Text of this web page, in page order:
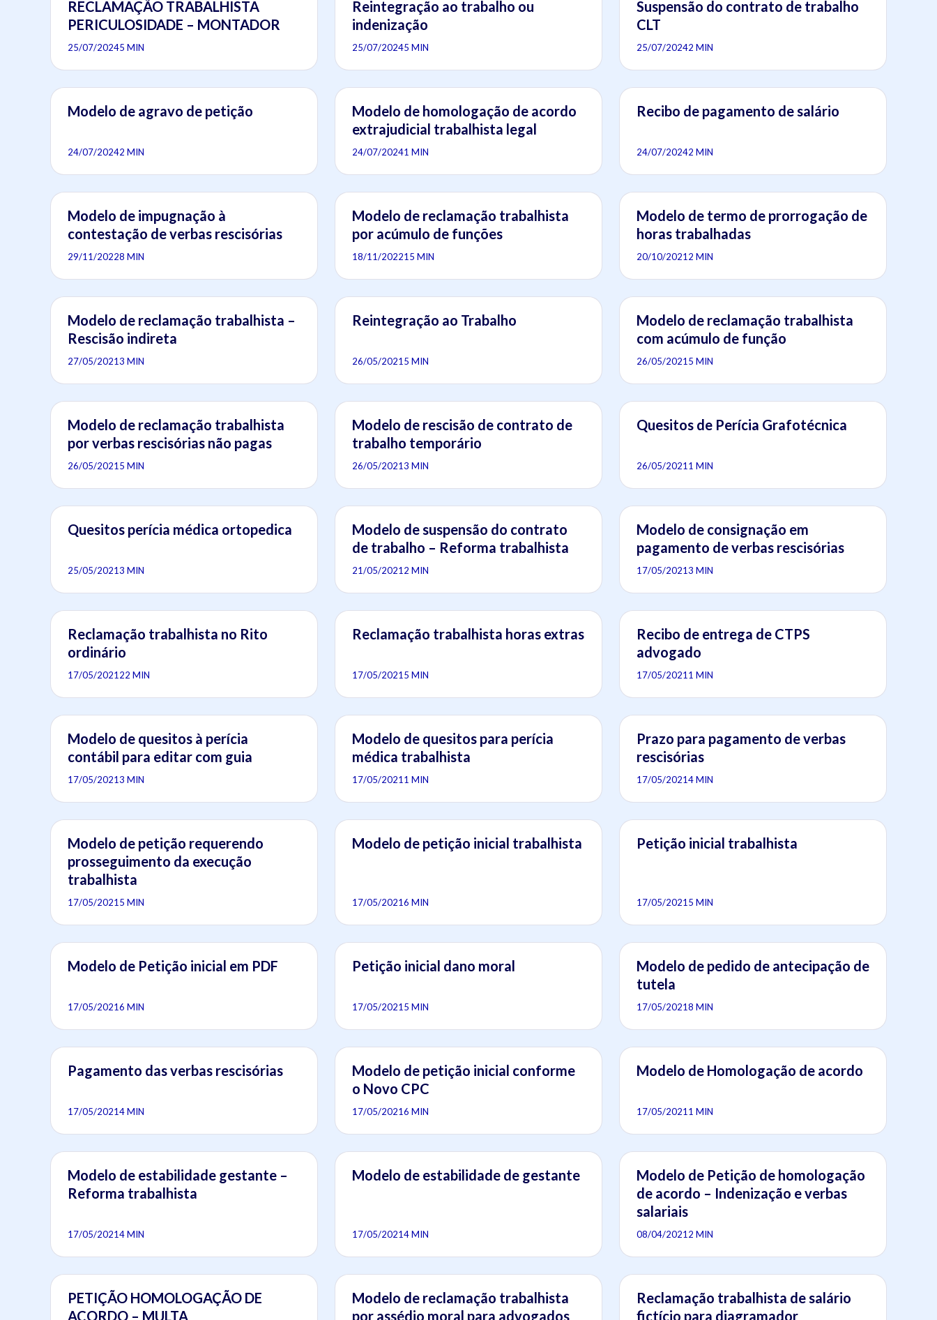
RECLAMAÇÃO TRABALHISTA
PERICULOSIDADE – MONTADOR
25/07/20245 MIN
Reintegração ao trabalho ou
indenização
25/07/20245 MIN
Suspensão do contrato de trabalho
CLT
25/07/20242 MIN
Modelo de agravo de petição
24/07/20242 MIN
Modelo de homologação de acordo
extrajudicial trabalhista legal
24/07/20241 MIN
Recibo de pagamento de salário
24/07/20242 MIN
Modelo de impugnação à
contestação de verbas rescisórias
29/11/20228 MIN
Modelo de reclamação trabalhista
por acúmulo de funções
18/11/202215 MIN
Modelo de termo de prorrogação de
horas trabalhadas
20/10/2021 2 MIN
Modelo de reclamação trabalhista –
Rescisão indireta
27/05/20213 MIN
Reintegração ao Trabalho
26/05/2021 5 MIN
Modelo de reclamação trabalhista
com acúmulo de função
26/05/2021 5 MIN
Modelo de reclamação trabalhista
por verbas rescisórias não pagas
26/05/2021 5 MIN
Modelo de rescisão de contrato de
trabalho temporário
26/05/20213 MIN
Quesitos de Perícia Grafotécnica
26/05/2021 1 MIN
Quesitos perícia médica ortopedica
25/05/20213 MIN
Modelo de suspensão do contrato
de trabalho – Reforma trabalhista
21/05/2021 2 MIN
Modelo de consignação em
pagamento de verbas rescisórias
17/05/20213 MIN
Reclamação trabalhista no Rito
ordinário
17/05/2021 22 MIN
Reclamação trabalhista horas extras
17/05/2021 5 MIN
Recibo de entrega de CTPS
advogado
17/05/2021 1 MIN
Modelo de quesitos à perícia
contábil para editar com guia
17/05/20213 MIN
Modelo de quesitos para perícia
médica trabalhista
17/05/2021 1 MIN
Prazo para pagamento de verbas
rescisórias
17/05/20214 MIN
Modelo de petição requerendo
prosseguimento da execução
trabalhista
17/05/2021 5 MIN
Modelo de petição inicial trabalhista
17/05/20216 MIN
Petição inicial trabalhista
17/05/2021 5 MIN
Modelo de Petição inicial em PDF
17/05/20216 MIN
Petição inicial dano moral
17/05/2021 5 MIN
Modelo de pedido de antecipação de
tutela
17/05/20218 MIN
Pagamento das verbas rescisórias
17/05/20214 MIN
Modelo de petição inicial conforme
o Novo CPC
17/05/20216 MIN
Modelo de Homologação de acordo
17/05/2021 1 MIN
Modelo de estabilidade gestante –
Reforma trabalhista
17/05/20214 MIN
Modelo de estabilidade de gestante
17/05/20214 MIN
Modelo de Petição de homologação
de acordo – Indenização e verbas
salariais
08/04/2021 2 MIN
PETIÇÃO HOMOLOGAÇÃO DE
ACORDO – MULTA
Modelo de reclamação trabalhista
por assédio moral para advogados
Reclamação trabalhista de salário
fictício para diagramador